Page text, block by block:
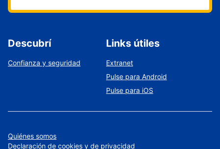
Descubrí
Confianza y seguridad
Links útiles
Extranet
Pulse para Android
Pulse para iOS
Quiénes somos
Declaración de cookies y de privacidad